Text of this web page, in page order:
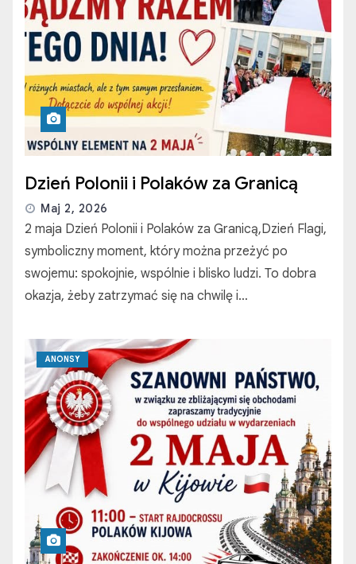
Dzień Polonii i Polaków za Granicą
Maj 2, 2026
2 maja Dzień Polonii i Polaków za Granicą,Dzień Flagi,
symboliczny moment, który można przeżyć po
swojemu: spokojnie, wspólnie i blisko ludzi. To dobra
okazja, żeby zatrzymać się na chwilę i…
ANONSY